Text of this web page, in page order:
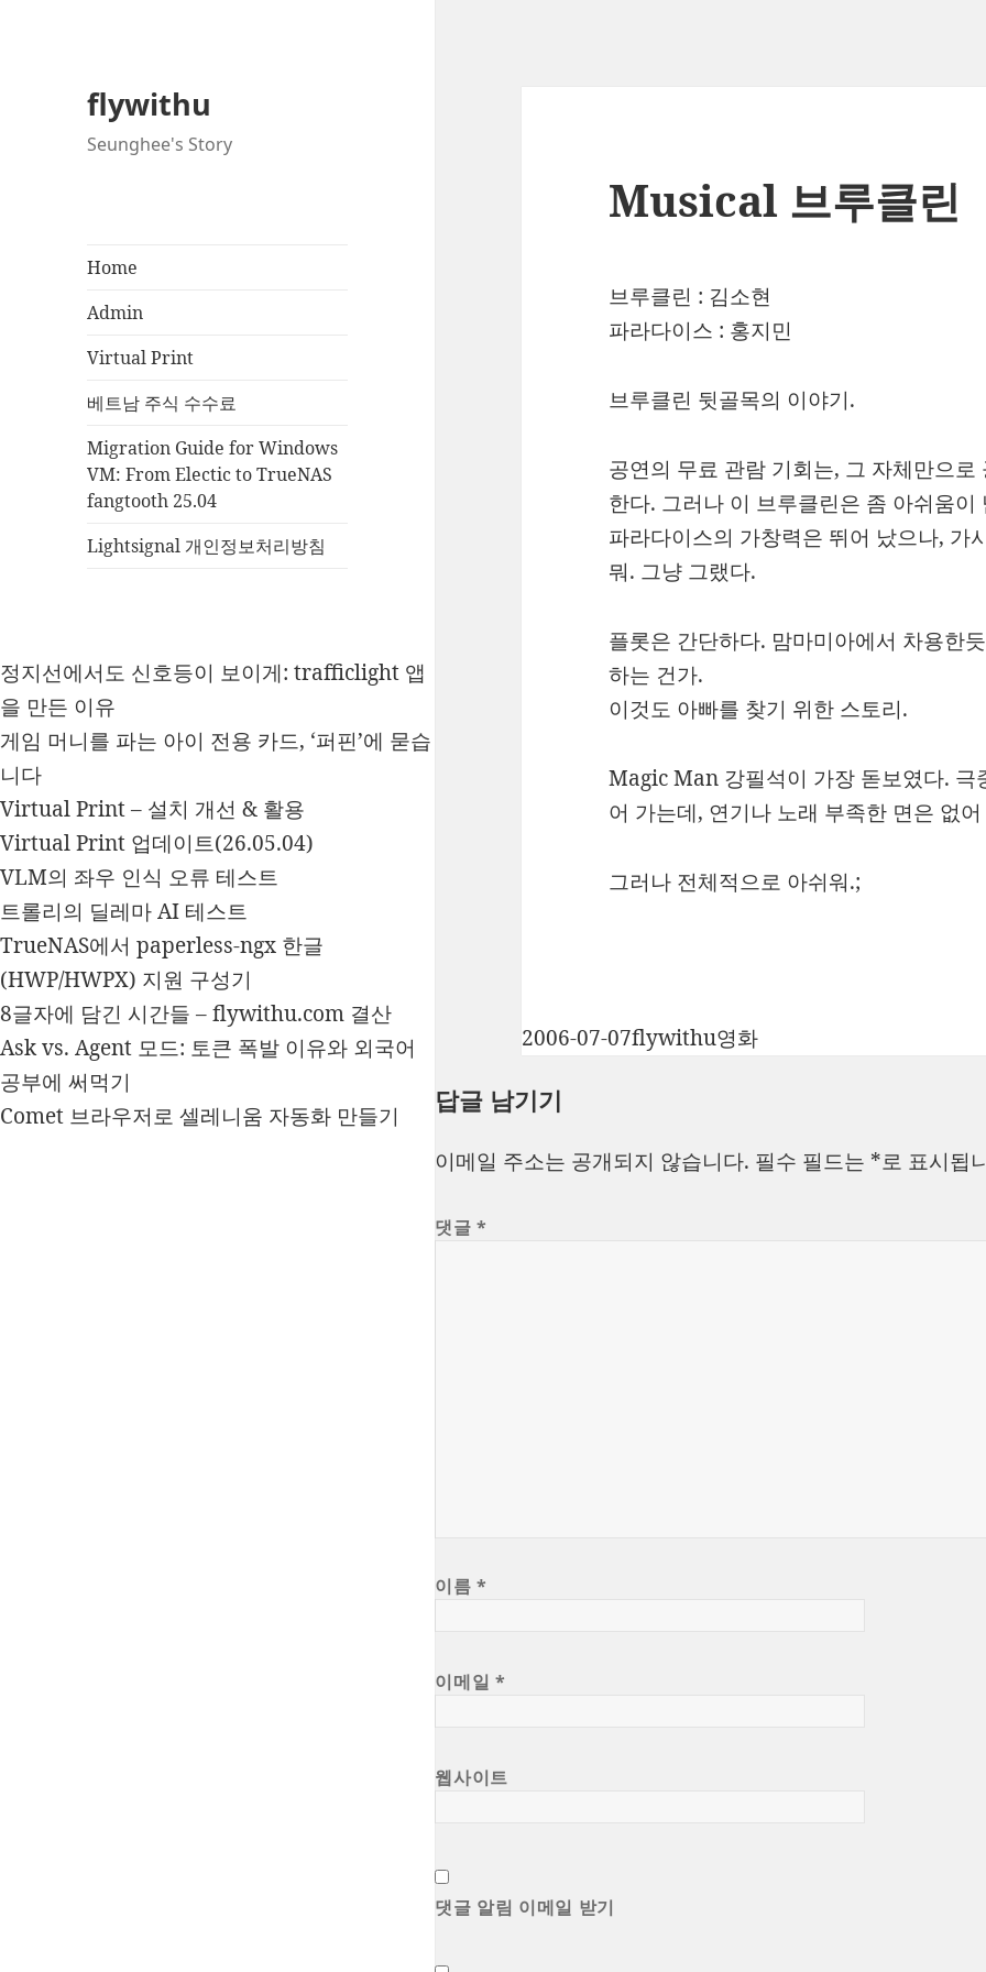
flywithu
Seunghee's Story
Home
Admin
Virtual Print
베트남 주식 수수료
Migration Guide for Windows
VM: From Electic to TrueNAS
fangtooth 25.04
Lightsignal 개인정보처리방침
정지선에서도 신호등이 보이게: trafficlight 앱
을 만든 이유
게임 머니를 파는 아이 전용 카드, ‘퍼핀’에 묻습
니다
Virtual Print – 설치 개선 & 활용
Virtual Print 업데이트(26.05.04)
VLM의 좌우 인식 오류 테스트
트롤리의 딜레마 AI 테스트
TrueNAS에서 paperless-ngx 한글
(HWP/HWPX) 지원 구성기
8글자에 담긴 시간들 – flywithu.com 결산
Ask vs. Agent 모드: 토큰 폭발 이유와 외국어
공부에 써먹기
Comet 브라우저로 셀레니움 자동화 만들기
Musical 브루클린
브루클린 : 김소현
파라다이스 : 홍지민
브루클린 뒷골목의 이야기.
공연의 무료 관람 기회는, 그 자체만으
한다. 그러나 이 브루클린은 좀 아쉬움이
파라다이스의 가창력은 뛰어 났으나, 가
뭐. 그냥 그랬다.
플롯은 간단하다. 맘마미아에서 차용한
하는 건가.
이것도 아빠를 찾기 위한 스토리.
Magic Man 강필석이 가장 돋보였다. 극
어 가는데, 연기나 노래 부족한 면은 없
그러나 전체적으로 아쉬워.;
작
일
2006-07-07글
flywithu카
영화
답글 남기기
이메일 주소는 공개되지 않습니다. 필수 필드는 *로 표시됩
댓글*
이름*
이메일 *
웹사이트
댓글 알림 이메일 받기